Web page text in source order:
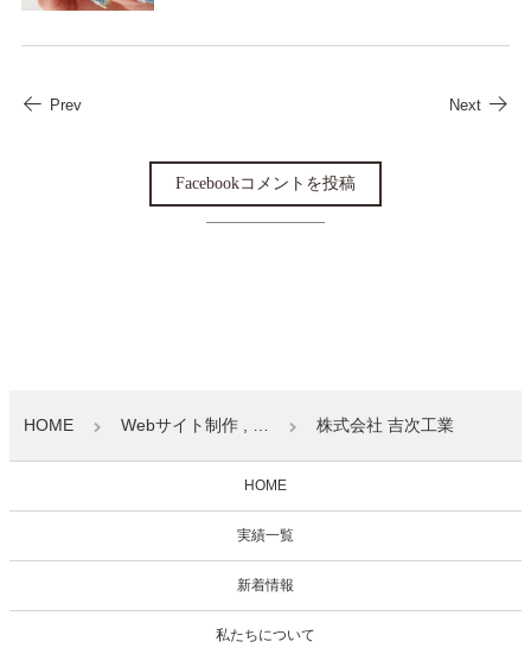
Prev Next
Facebookコメントを投稿
HOME Webサイト制作 , … 株式会社 吉次工業
HOME
実績一覧
新着情報
私たちについて